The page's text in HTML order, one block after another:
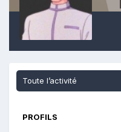
Toute l’activité
PROFILS